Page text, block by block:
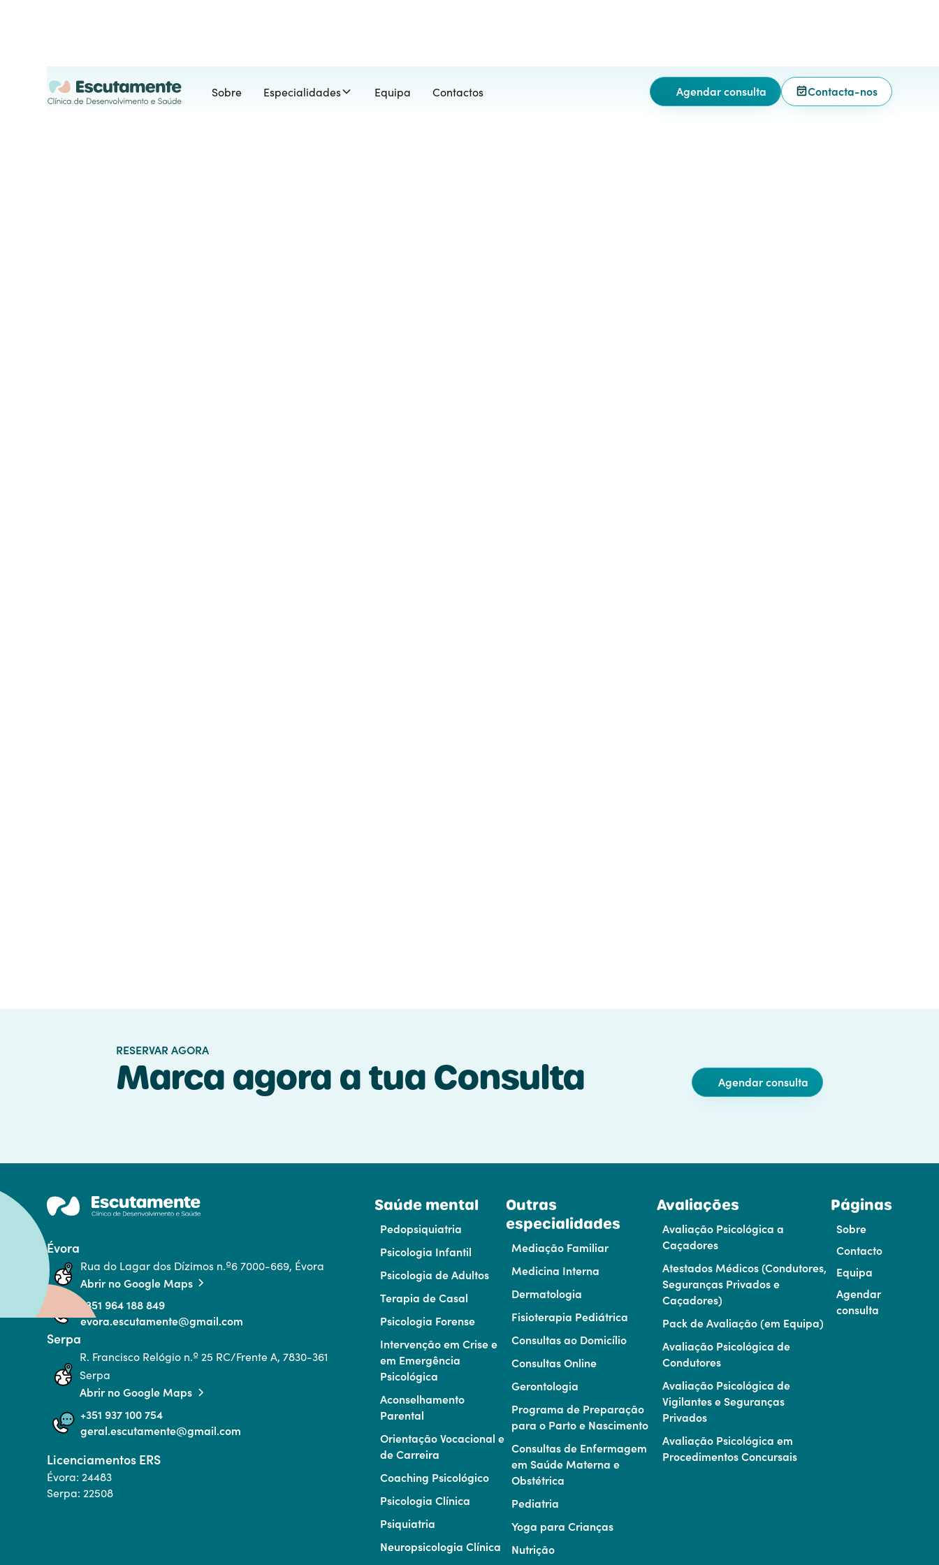
Sobre Especialidades Equipa Contactos Agendar consulta Contacta-nos
RESERVAR AGORA
Marca agora a tua Consulta Agendar consulta
Évora
Rua do Lagar dos Dízimos n.º6 7000-669, Évora
Abrir no Google Maps
+351 964 188 849
evora.escutamente@gmail.com
Serpa
R. Francisco Relógio n.º 25 RC/Frente A, 7830-361
Serpa
Abrir no Google Maps
+351 937 100 754
geral.escutamente@gmail.com
Licenciamentos ERS
Évora: 24483
Serpa: 22508
Saúde mental
Pedopsiquiatria
Psicologia Infantil
Psicologia de Adultos
Terapia de Casal
Psicologia Forense
Intervenção em Crise e
em Emergência
Psicológica
Aconselhamento
Parental
Orientação Vocacional e
de Carreira
Coaching Psicológico
Psicologia Clínica
Psiquiatria
Neuropsicologia Clínica
Outras
especialidades
Mediação Familiar
Medicina Interna
Dermatologia
Fisioterapia Pediátrica
Consultas ao Domicílio
Consultas Online
Gerontologia
Programa de Preparação
para o Parto e Nascimento
Consultas de Enfermagem
em Saúde Materna e
Obstétrica
Pediatria
Yoga para Crianças
Nutrição
Avaliações
Avaliação Psicológica a
Caçadores
Atestados Médicos (Condutores,
Seguranças Privados e
Caçadores)
Pack de Avaliação (em Equipa)
Avaliação Psicológica de
Condutores
Avaliação Psicológica de
Vigilantes e Seguranças
Privados
Avaliação Psicológica em
Procedimentos Concursais
Páginas
Sobre
Contacto
Equipa
Agendar
consulta